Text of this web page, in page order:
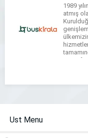
1989
atmış
veren
Ust Menu